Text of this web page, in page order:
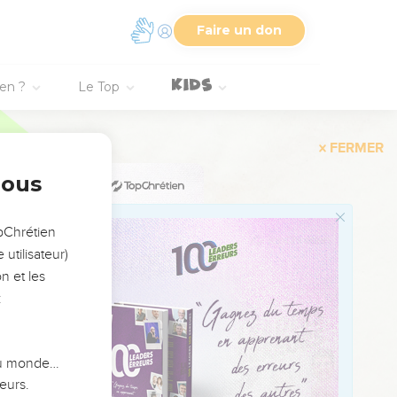
Faire un don
? Le Top
chacun de vous
je les donnerai à
cavernes mourront
un endroit dévasté
murs et aux portes
quelle sera la
tes paroles, mais
mais leur cœur est
utilisateur)
et les
monde…